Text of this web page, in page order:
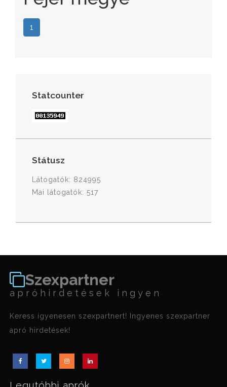
1
Statcounter
Státusz
Látogatók: 824995
Mai látogatók: 517
Szexpartner
apróhirdetések ingyen
Keress igyenesen szexpartnert! Ingyenes szexpartner
apró hirdetések!